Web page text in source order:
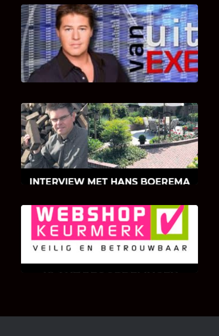
UITSTEL VAN EXECUTIE
Bekijk hier de fragmenten van de deelname
van Bricks and Stones aan dit programma.
INTERVIEW MET HANS BOEREMA
Hoe Bricks and Stones ontstaan is en wat
Hans Boerema motiveert in de wereld van
klinkers en tegels!
KLANT BEOORDELINGEN
We zijn er zeer op gesteld om te weten wat u
als klant van ons en onze diensten vindt.